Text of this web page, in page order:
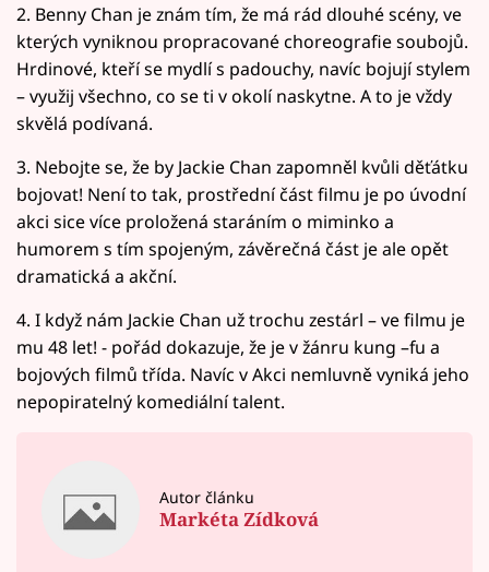
2. Benny Chan je znám tím, že má rád dlouhé scény, ve
kterých vyniknou propracované choreografie soubojů.
Hrdinové, kteří se mydlí s padouchy, navíc bojují stylem
– využij všechno, co se ti v okolí naskytne. A to je vždy
skvělá podívaná.
3. Nebojte se, že by Jackie Chan zapomněl kvůli děťátku
bojovat! Není to tak, prostřední část filmu je po úvodní
akci sice více proložená staráním o miminko a
humorem s tím spojeným, závěrečná část je ale opět
dramatická a akční.
4. I když nám Jackie Chan už trochu zestárl – ve filmu je
mu 48 let! - pořád dokazuje, že je v žánru kung –fu a
bojových filmů třída. Navíc v Akci nemluvně vyniká jeho
nepopiratelný komediální talent.
Autor článku
Markéta Zídková